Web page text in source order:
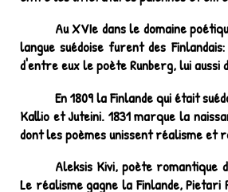
Au XVIe dans le domaine
langue suédoise furent des
d'entre eux le poète Runberg, lui aussi
En 1809 la Finlande qui était
Kallio et Juteini. 1831 marque la
dont les poèmes unissent réalisme et
Aleksis Kivi, poète romantique
Le réalisme gagne la Finlande,